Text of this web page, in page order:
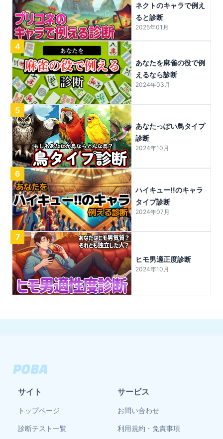
ネクトのキャラで例え
ると診断
2025年01月
4
あなたを麻雀の役で例
えるなら診断
2024年03月
5
あなたっぽい鳥タイプ
診断
2024年10月
6
ハイキュー!!のキャラ
タイプ診断
2024年07月
7
ヒモ男適正度診断
2024年10月
サイト
トップページ
診断テスト一覧
サービス
お問い合わせ
利用規約・免責事項